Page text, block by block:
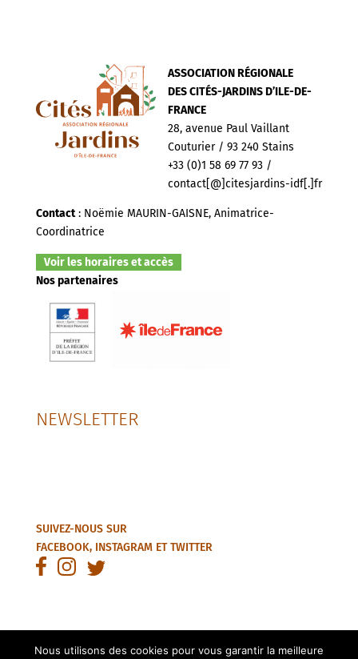
ASSOCIATION RÉGIONALE
DES CITÉS-JARDINS D’ILE-DE-
FRANCE
28, avenue Paul Vaillant
Couturier / 93 240 Stains
+33 (0)1 58 69 77 93 /
contact[@]citesjardins-idf[.]fr
Contact: Noëmie MAURIN-GAISNE, Animatrice-
Coordinatrice
Voir les horaires et accès
Nos partenaires
NEWSLETTER
SUIVEZ-NOUS SUR
FACEBOOK, INSTAGRAMETTWITTER
Nous utilisons des cookies pour vous garantir la meilleure